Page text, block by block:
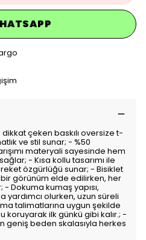
dikkat çeken baskılı oversize t-
ve stil sunar; - %50
materyali sayesinde hem
- Kısa kollu tasarımı ile
özgürlüğü sunar; - Bisiklet
görünüm elde edilirken, her
Dokuma kumaş yapısı,
yardımcı olurken, uzun süreli
talimatlarına uygun şekilde
koruyarak ilk günkü gibi kalır.; -
geniş beden skalasıyla herkes